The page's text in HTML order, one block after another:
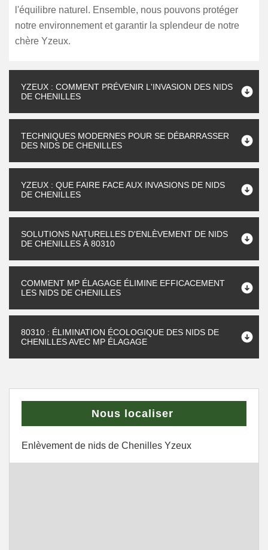
l'équilibre naturel. Ensemble, nous pouvons protéger
notre environnement et garantir la splendeur de notre
chère Yzeux.
YZEUX : COMMENT PRÉVENIR L'INVASION DES NIDS
DE CHENILLES
TECHNIQUES MODERNES POUR SE DÉBARRASSER
DES NIDS DE CHENILLES
YZEUX : QUE FAIRE FACE AUX INVASIONS DE NIDS
DE CHENILLES
SOLUTIONS NATURELLES D'ENLÈVEMENT DE NIDS
DE CHENILLES À 80310
COMMENT MP ÉLAGAGE ÉLIMINE EFFICACEMENT
LES NIDS DE CHENILLES
80310 : ÉLIMINATION ÉCOLOGIQUE DES NIDS DE
CHENILLES AVEC MP ÉLAGAGE
Nous localiser
Enlèvement de nids de Chenilles Yzeux